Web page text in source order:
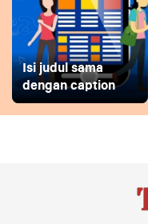
Isi judul sama
dengan caption